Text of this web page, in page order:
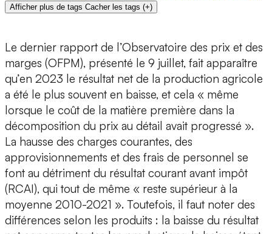
Afficher plus de tags Cacher les tags (+)
Le dernier rapport de l’Observatoire des prix et des
marges (OFPM), présenté le 9 juillet, fait apparaître
qu’en 2023 le résultat net de la production agricole
a été le plus souvent en baisse, et cela « même
lorsque le coût de la matière première dans la
décomposition du prix au détail avait progressé ».
La hausse des charges courantes, des
approvisionnements et des frais de personnel se
font au détriment du résultat courant avant impôt
(RCAI), qui tout de même « reste supérieur à la
moyenne 2010-2021 ». Toutefois, il faut noter des
différences selon les produits : la baisse du résultat